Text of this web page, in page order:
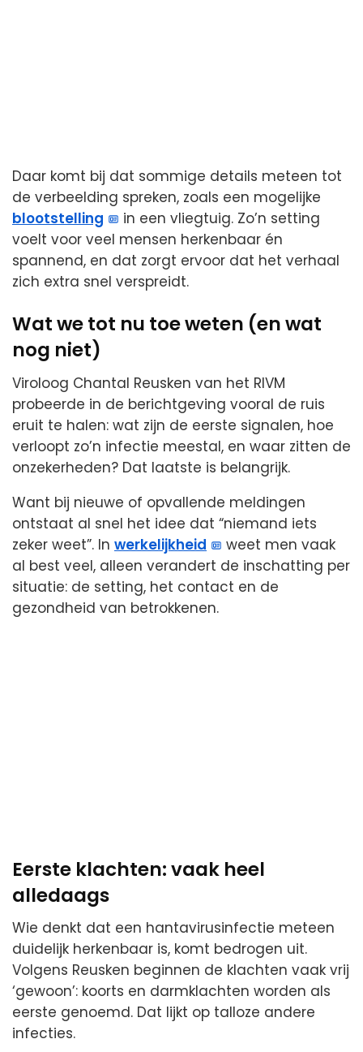
Daar komt bij dat sommige details meteen tot
de verbeelding spreken, zoals een mogelijke
blootstelling
in een vliegtuig. Zo’n setting
voelt voor veel mensen herkenbaar én
spannend, en dat zorgt ervoor dat het verhaal
zich extra snel verspreidt.
Wat we tot nu toe weten (en wat
nog niet)
Viroloog Chantal Reusken van het RIVM
probeerde in de berichtgeving vooral de ruis
eruit te halen: wat zijn de eerste signalen, hoe
verloopt zo’n infectie meestal, en waar zitten de
onzekerheden? Dat laatste is belangrijk.
Want bij nieuwe of opvallende meldingen
ontstaat al snel het idee dat “niemand iets
zeker weet”. In werkelijkheid
weet men vaak
al best veel, alleen verandert de inschatting per
situatie: de setting, het contact en de
gezondheid van betrokkenen.
Eerste klachten: vaak heel
alledaags
Wie denkt dat een hantavirusinfectie meteen
duidelijk herkenbaar is, komt bedrogen uit.
Volgens Reusken beginnen de klachten vaak vrij
‘gewoon’: koorts en darmklachten worden als
eerste genoemd. Dat lijkt op talloze andere
infecties.